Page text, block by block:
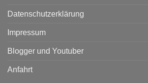
Datenschutzerklärung
Impressum
Blogger und Youtuber
Anfahrt